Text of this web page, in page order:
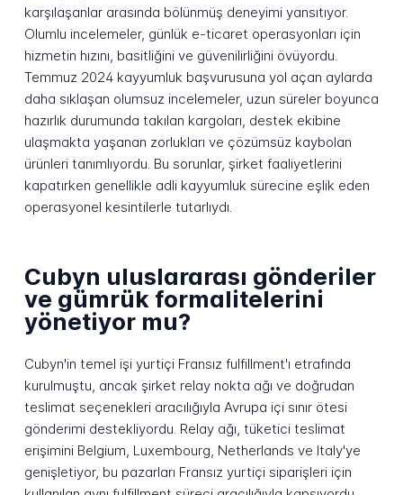
karşılaşanlar arasında bölünmüş deneyimi yansıtıyor.
Olumlu incelemeler, günlük e-ticaret operasyonları için
hizmetin hızını, basitliğini ve güvenilirliğini övüyordu.
Temmuz 2024 kayyumluk başvurusuna yol açan aylarda
daha sıklaşan olumsuz incelemeler, uzun süreler boyunca
hazırlık durumunda takılan kargoları, destek ekibine
ulaşmakta yaşanan zorlukları ve çözümsüz kaybolan
ürünleri tanımlıyordu. Bu sorunlar, şirket faaliyetlerini
kapatırken genellikle adli kayyumluk sürecine eşlik eden
operasyonel kesintilerle tutarlıydı.
Cubyn uluslararası gönderiler
ve gümrük formalitelerini
yönetiyor mu?
Cubyn'in temel işi yurtiçi Fransız fulfillment'ı etrafında
kurulmuştu, ancak şirket relay nokta ağı ve doğrudan
teslimat seçenekleri aracılığıyla Avrupa içi sınır ötesi
gönderimi destekliyordu. Relay ağı, tüketici teslimat
erişimini Belgium, Luxembourg, Netherlands ve Italy'ye
genişletiyor, bu pazarları Fransız yurtiçi siparişleri için